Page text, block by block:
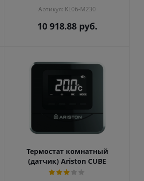
Артикул: KL06-M230
10 918.88руб.
Термостат комнатный
(датчик) Ariston CUBE